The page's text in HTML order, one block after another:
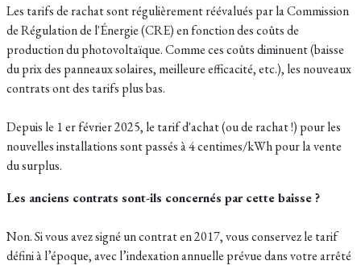
Les tarifs de rachat sont régulièrement réévalués par la Commission
de Régulation de l'Énergie (CRE) en fonction des coûts de
production du photovoltaïque. Comme ces coûts diminuent (baisse
du prix des panneaux solaires, meilleure efficacité, etc.), les nouveaux
contrats ont des tarifs plus bas.
Depuis le 1 er février 2025, le tarif d'achat (ou de rachat !) pour les
nouvelles installations sont passés à 4 centimes/kWh pour la vente
du surplus.
Les anciens contrats sont-ils concernés par cette baisse ?
Non. Si vous avez signé un contrat en 2017, vous conservez le tarif
défini à l’époque, avec l’indexation annuelle prévue dans votre arrêté